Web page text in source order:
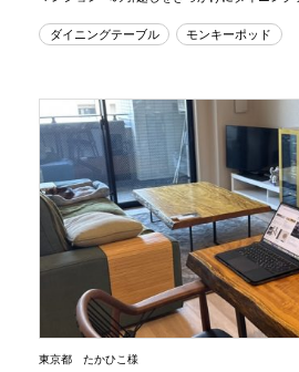
ダイニングテーブル モンキーポッド
東京都 たかひこ様